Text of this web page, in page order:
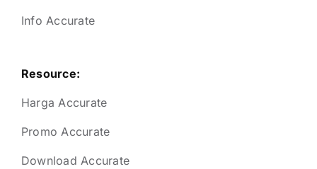
Info Accurate
Resource:
Harga Accurate
Promo Accurate
Download Accurate